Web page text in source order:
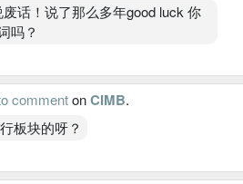
话！说了那么多年good luck 你
吗？
commentonCIMB.
板块的呀？